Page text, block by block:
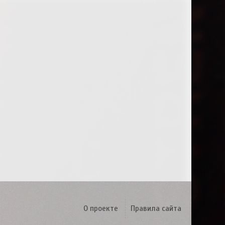
О проекте Правила сайта